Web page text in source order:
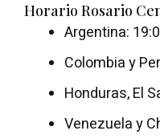
Horario Rosario
Argentina:
Colombia y
Honduras, El
Venezuela y